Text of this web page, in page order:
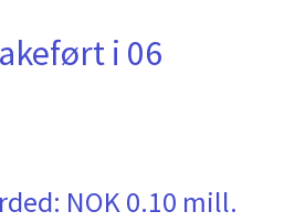
i 06
NOK 0.10 mill.